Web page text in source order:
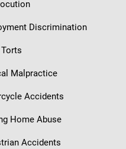
Discrimination
Malpractice
Accidents
Home Abuse
Accidents